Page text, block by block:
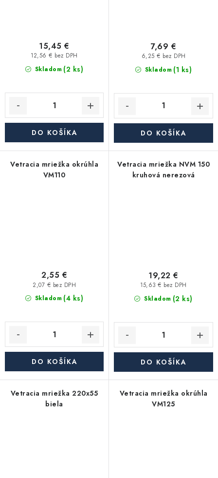
Skladom (2 ks)
12,56 € bez DPH
15,45 €
DO KOŠÍKA
Skladom (1 ks)
6,25 € bez DPH
7,69 €
DO KOŠÍKA
Vetracia mriežka okrúhla
VM110
Skladom (4 ks)
2,07 € bez DPH
2,55 €
DO KOŠÍKA
Vetracia mriežka NVM 150
kruhová nerezová
Skladom (2 ks)
15,63 € bez DPH
19,22 €
DO KOŠÍKA
Vetracia mriežka 220x55
biela
Vetracia mriežka okrúhla
VM125